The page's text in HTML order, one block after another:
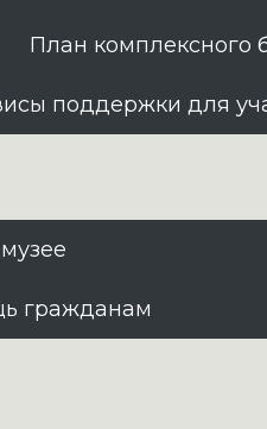
План комплексного
поддержки для
гражданам